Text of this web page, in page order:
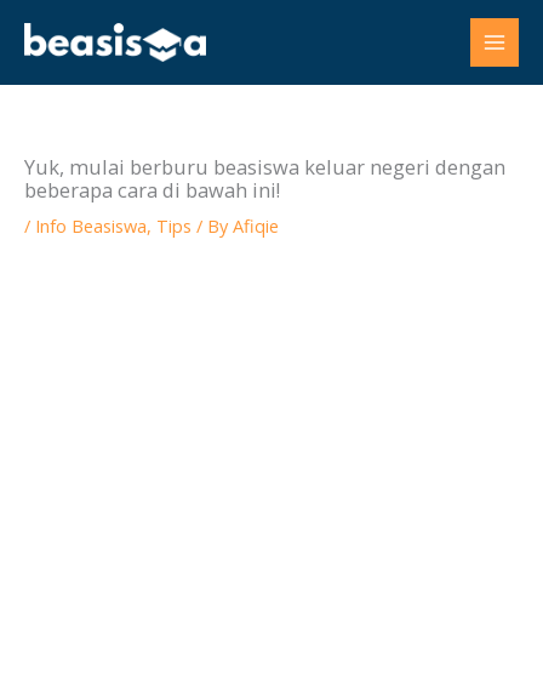
content
Yuk, mulai berburu beasiswa keluar negeri dengan
beberapa cara di bawah ini!
/ Info Beasiswa, Tips / ByAfiqie